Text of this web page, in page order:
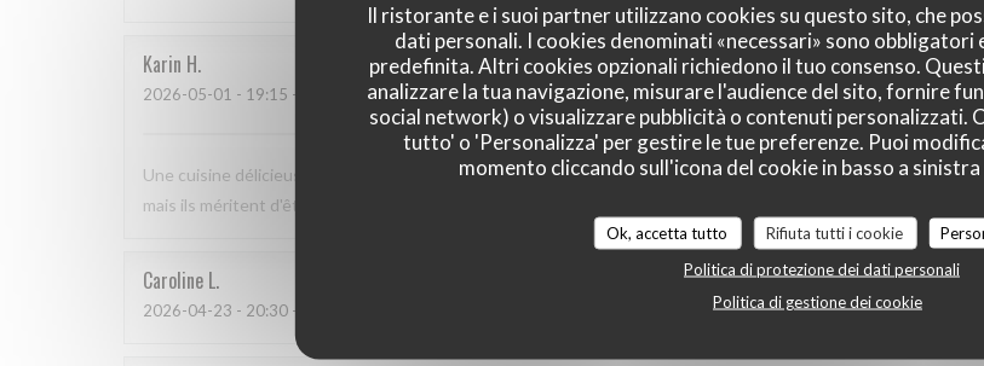
Il ristorante e i suoi partner utilizzano cookies su questo sito, che
dati personali. I cookies denominati «necessari» sono
predefinita. Altri cookies opzionali richiedono il tuo consenso.
analizzare la tua navigazione, misurare l'audience del sito, fornire
social network) o visualizzare pubblicità o contenuti personalizzati.
tutto' o 'Personalizza' per gestire le tue preferenze. Puoi
momento cliccando sull'icona del cookie in basso a sinistra
Ok, accetta tutto Rifiuta tutti i cookie
Politica di protezione dei dati personali
Politica di gestione dei cookie
Karin H
2026-05-01 - 19:15 - Ospiti 3 Servizio: 5/5 Atmosfera: 4/5 Cucina: 5/5
Une cuisine délicieuse et pleine de saveurs, avec un accueil et un service irréprochables. Moins de monde que
mais ils méritent d'être plus connus car nous nous sommes régalés !
Caroline L
2026-04-23 - 20:30 - Ospiti 4 :5/5 Atmosfera:5/5 Cucina: